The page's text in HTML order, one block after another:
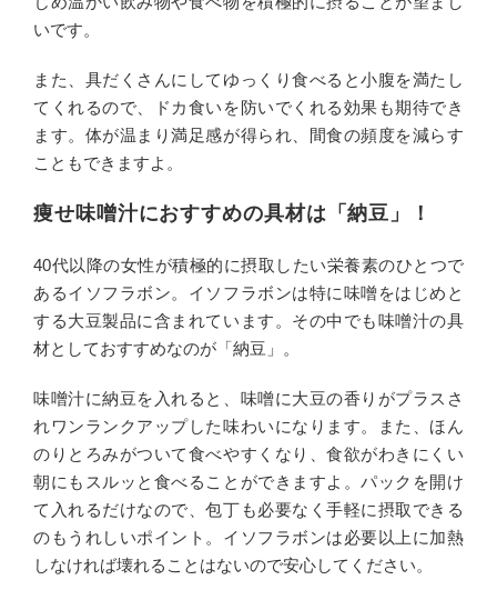
いです。
また、具だくさんにしてゆっくり食べると小腹を満たし
てくれるので、ドカ食いを防いでくれる効果も期待でき
ます。体が温まり満足感が得られ、間食の頻度を減らす
こともできますよ。
痩せ味噌汁におすすめの具材は「納豆」！
40代以降の女性が積極的に摂取したい栄養素のひとつで
あるイソフラボン。イソフラボンは特に味噌をはじめと
する大豆製品に含まれています。その中でも味噌汁の具
材としておすすめなのが「納豆」。
味噌汁に納豆を入れると、味噌に大豆の香りがプラスさ
れワンランクアップした味わいになります。また、ほん
のりとろみがついて食べやすくなり、食欲がわきにくい
朝にもスルッと食べることができますよ。パックを開け
て入れるだけなので、包丁も必要なく手軽に摂取できる
のもうれしいポイント。イソフラボンは必要以上に加熱
しなければ壊れることはないので安心してください。